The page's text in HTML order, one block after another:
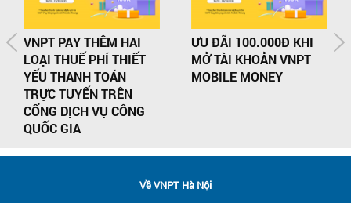
VNPT PAY THÊM HAI
LOẠI THUẾ PHÍ THIẾT
YẾU THANH TOÁN
TRỰC TUYẾN TRÊN
CỔNG DỊCH VỤ CÔNG
QUỐC GIA
ƯU ĐÃI 100.000Đ KHI
MỞ TÀI KHOẢN VNPT
MOBILE MONEY
Về VNPT Hà Nội